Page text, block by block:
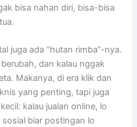
bisa nahan diri, bisa-bisa
juga ada “hutan rimba”-nya.
dan kalau nggak
Makanya, di era klik dan
yang penting, tapi juga
kalau jualan online, lo
biar postingan lo